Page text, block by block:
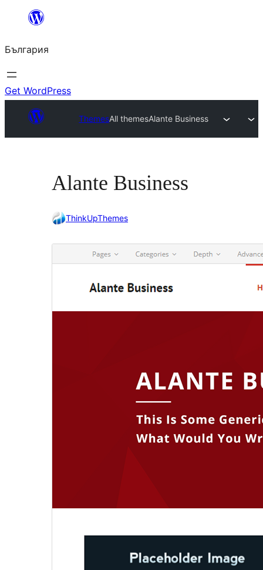
България
Get WordPress
ThemesAll themesAlante Business
Alante Business
ThinkUpThemes